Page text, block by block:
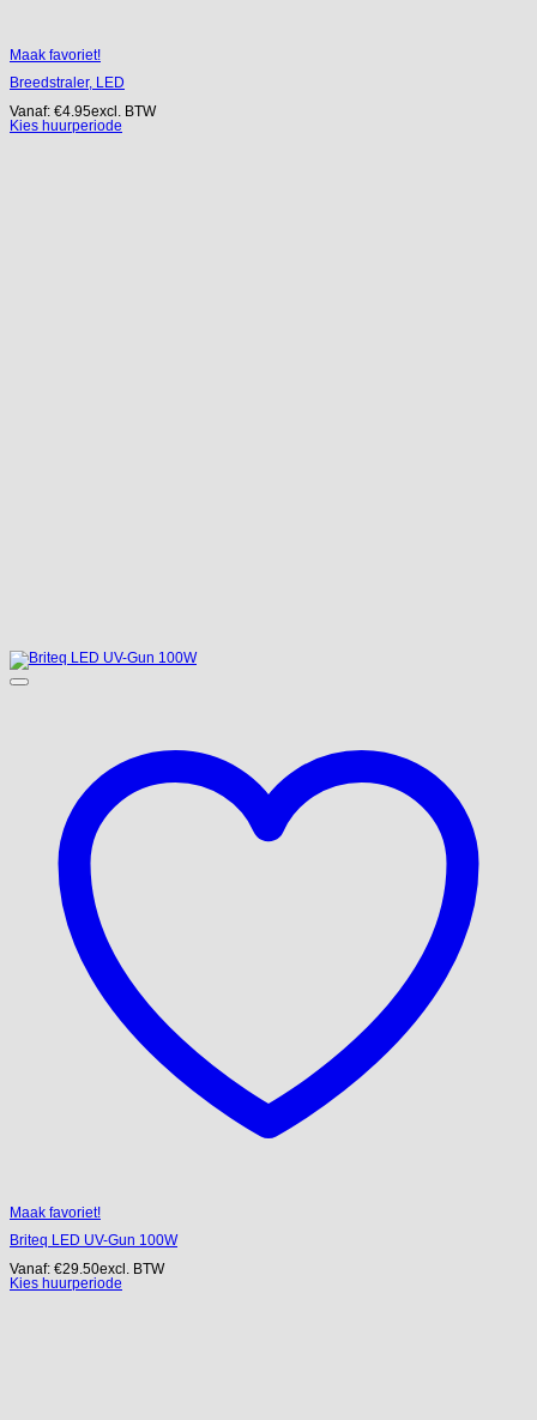
Maak favoriet!
Breedstraler, LED
Vanaf: €4.95excl. BTW
Kies huurperiode
Maak favoriet!
Briteq LED UV-Gun 100W
Vanaf: €29.50excl. BTW
Kies huurperiode